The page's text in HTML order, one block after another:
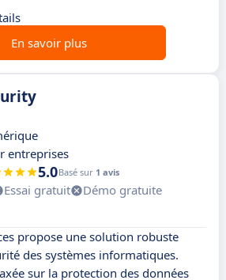
En savoir plus
entreprises
5.0Basé sur 1 avis
Essai gratuit
Démo gratuite
propose une solution robuste
des systèmes informatiques.
sur la protection des données